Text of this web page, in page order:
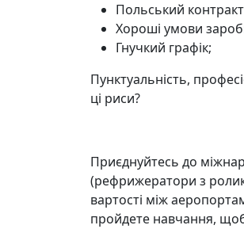
Польський
Хороші умови
Гнучкий графік;
Пунктуальність,
ці риси?
Приєднуйтесь до
(рефрижератори з
вартості між
пройдете навчання,